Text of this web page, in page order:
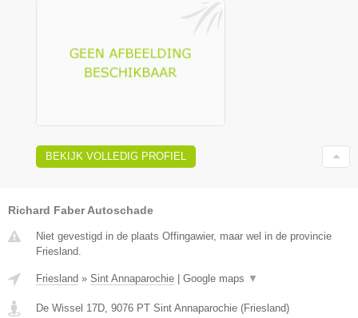
BEKIJK VOLLEDIG PROFIEL
Richard Faber Autoschade
Niet gevestigd in de plaats Offingawier, maar wel in de provincie
Friesland.
Friesland » Sint Annaparochie | Google maps ▼
De Wissel 17D 9076 PT Sint Annaparochie (Friesland)